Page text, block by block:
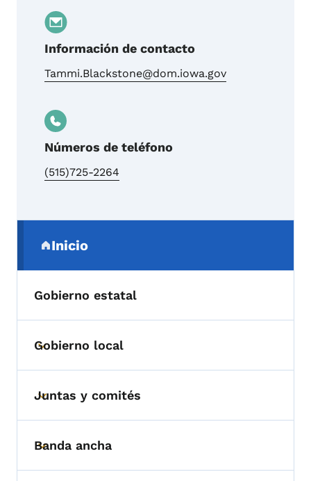
Información de contacto
Tammi.Blackstone@dom.iowa.gov
Números de teléfono
(515)725-2264
Inicio
(parent section)
Gobierno estatal
Toggle submenu
Gobierno local
Toggle submenu
Juntas y comités
Toggle submenu
Banda ancha